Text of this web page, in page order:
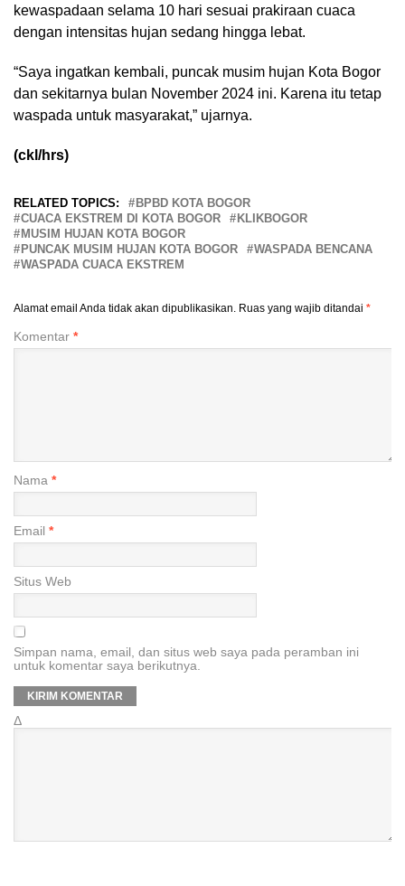
kewaspadaan selama 10 hari sesuai prakiraan cuaca
dengan intensitas hujan sedang hingga lebat.
“Saya ingatkan kembali, puncak musim hujan Kota Bogor
dan sekitarnya bulan November 2024 ini. Karena itu tetap
waspada untuk masyarakat,” ujarnya.
(ckl/hrs)
RELATED TOPICS:
BPBD KOTA BOGOR
CUACA EKSTREM DI KOTA BOGOR
KLIKBOGOR
MUSIM HUJAN KOTA BOGOR
PUNCAK MUSIM HUJAN KOTA BOGOR
WASPADA BENCANA
WASPADA CUACA EKSTREM
Alamat email Anda tidak akan dipublikasikan. Ruas yang wajib ditandai *
Komentar *
Nama *
Email *
Situs Web
Simpan nama, email, dan situs web saya pada peramban ini
untuk komentar saya berikutnya.
Δ